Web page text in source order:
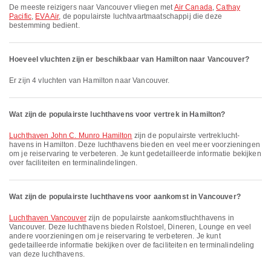
De meeste reizigers naar Vancouver vliegen metAir Canada,Cathay
Pacific, EVA Air, de populairste luchtvaartmaatschappij die deze
bestemming bedient.
Hoeveel vluchten zijn er beschikbaar van Hamilton naar Vancouver?
Er zijn 4 vluchten van Hamilton naar Vancouver.
Wat zijn de populairste luchthavens voor vertrek in Hamilton?
Luchthaven John C. Munro Hamilton zijn de populairste vertrek­lucht­
havens in Hamilton. Deze luchthavens bieden en veel meer voorzieningen
om je reiservaring te verbeteren. Je kunt gedetailleerde informatie bekijken
over faciliteiten en terminalindelingen.
Wat zijn de populairste luchthavens voor aankomst in Vancouver?
Luchthaven Vancouverzijn de populairste aankomstluchthavens in
Vancouver. Deze luchthavens bieden Rolstoel, Dineren, Lounge en veel
andere voorzieningen om je reiservaring te verbeteren. Je kunt
gedetailleerde informatie bekijken over de faciliteiten en terminalindeling
van deze luchthavens.